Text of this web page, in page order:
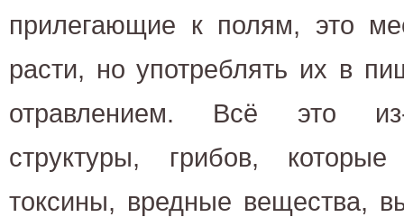
прилегающие к полям, это
расти, но употреблять их в
отравлением. Всё это из-
структуры, грибов,
токсины, вредные вещества,